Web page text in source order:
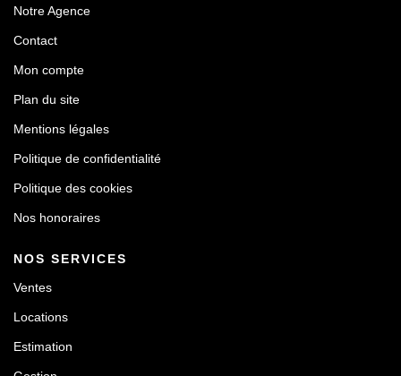
Notre Agence
Contact
Mon compte
Plan du site
Mentions légales
Politique de confidentialité
Politique des cookies
Nos honoraires
NOS SERVICES
Ventes
Locations
Estimation